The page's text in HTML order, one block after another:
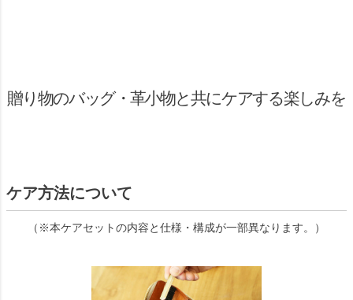
贈り物のバッグ・革小物と共にケアする楽しみを
ケア方法について
（※本ケアセットの内容と仕様・構成が一部異なります。）